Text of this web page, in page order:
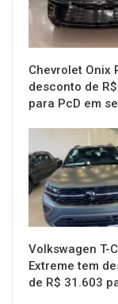
Chevrolet Onix
desconto de
para PcD em
MUNDO
Volkswagen T-
Extreme tem
de R$ 31.603